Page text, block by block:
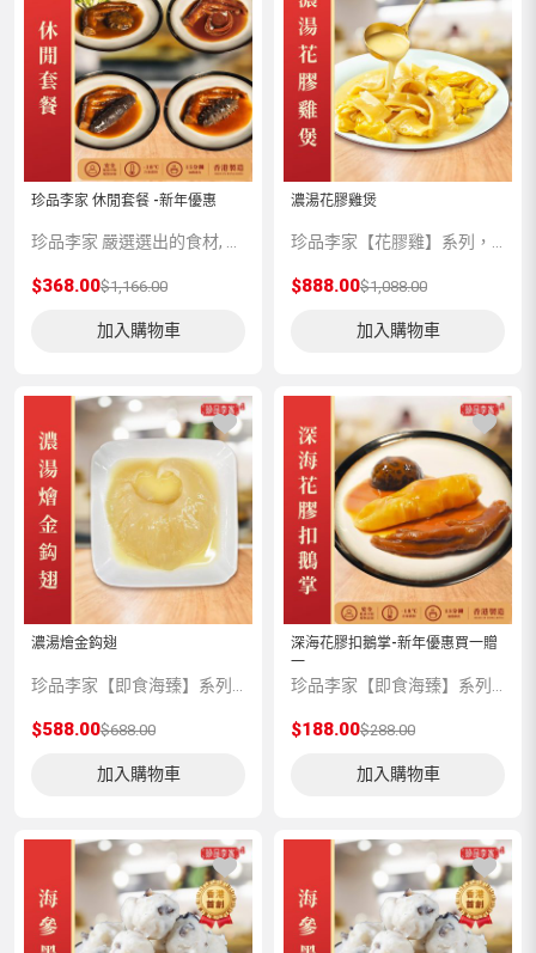
珍品李家 休閒套餐 -新年優惠
$368.00$1,166.00
加入購物車
濃湯花膠雞煲
$888.00$1,088.00
加入購物車
濃湯燴金鈎翅
$588.00$688.00
加入購物車
深海花膠扣鵝掌-新年優惠買一贈
一
$188.00$288.00
加入購物車